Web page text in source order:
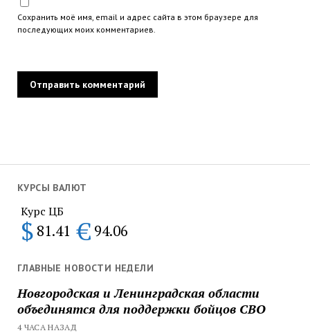
КУРСЫ ВАЛЮТ
Курс ЦБ
$ 81.41 € 94.06
ГЛАВНЫЕ НОВОСТИ НЕДЕЛИ
Новгородская и Ленинградская области
объединятся для поддержки бойцов СВО
4 ЧАСА НАЗАД
Сохранить моё имя, email и адрес сайта в этом браузере для
последующих моих комментариев.